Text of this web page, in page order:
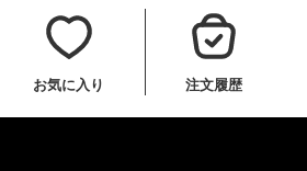
お気に入り 注文履歴